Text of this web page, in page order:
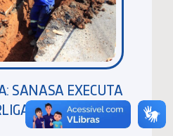
SANASA EXECUTA
DE REDES